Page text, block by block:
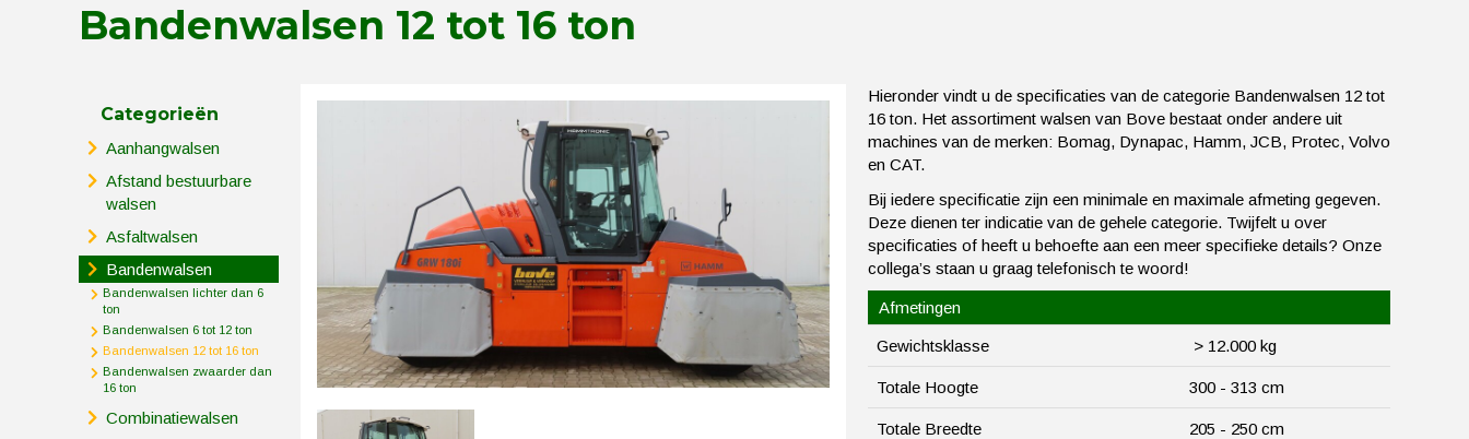
Bandenwalsen 12 tot 16 ton
Categorieën
Aanhangwalsen
Afstand bestuurbare
walsen
Asfaltwalsen
Bandenwalsen
Bandenwalsen lichter dan 6
ton
Bandenwalsen 6 tot 12 ton
Bandenwalsen 12 tot 16 ton
Bandenwalsen zwaarder dan
16 ton
Combinatiewalsen
Hieronder vindt u de specificaties van de categorie Bandenwalsen 12 tot
16 ton. Het assortiment walsen van Bove bestaat onder andere uit
machines van de merken: Bomag, Dynapac, Hamm, JCB, Protec, Volvo
en CAT.
Bij iedere specificatie zijn een minimale en maximale afmeting gegeven.
Deze dienen ter indicatie van de gehele categorie. Twijfelt u over
specificaties of heeft u behoefte aan een meer specifieke details? Onze
collega’s staan u graag telefonisch te woord!
Afmetingen
Gewichtsklasse > 12.000 kg
Totale Hoogte 300 - 313 cm
Totale Breedte 205 - 250 cm